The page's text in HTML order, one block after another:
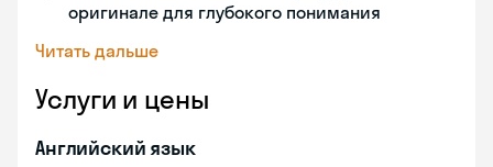
оригинале для глубокого понимания
Читать дальше
Услуги и цены
Английский язык